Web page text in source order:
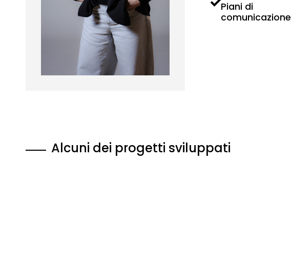
Piani di
comunicazione
Alcuni dei progetti sviluppati